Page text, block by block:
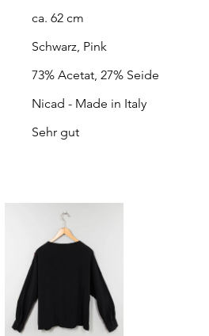
ca. 62 cm
Schwarz, Pink
73% Acetat, 27% Seide
Nicad - Made in Italy
Sehr gut